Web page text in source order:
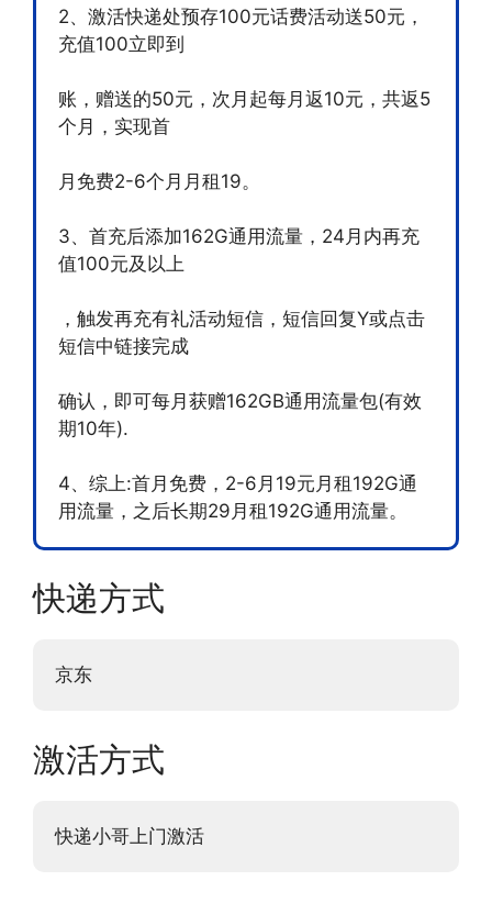
2、激活快递处预存100元话费活动送50元，
充值100立即到
账，赠送的50元，次月起每月返10元，共返5
个月，实现首
月免费2-6个月月租19。
3、首充后添加162G通用流量，24月内再充
值100元及以上
，触发再充有礼活动短信，短信回复Y或点击
短信中链接完成
确认，即可每月获赠162GB通用流量包(有效
期10年).
4、综上:首月免费，2-6月19元月租192G通
用流量，之后长期29月租192G通用流量。
快递方式
京东
激活方式
快递小哥上门激活